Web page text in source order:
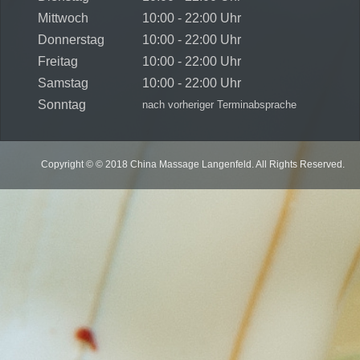
Mittwoch
10:00 - 22:00 Uhr
Donnerstag
10:00 - 22:00 Uhr
Freitag
10:00 - 22:00 Uhr
Samstag
10:00 - 22:00 Uhr
Sonntag
nach vorheriger Terminabsprache
Copyright © © 2018 China Massage Langenfeld. All Rights Reserved.